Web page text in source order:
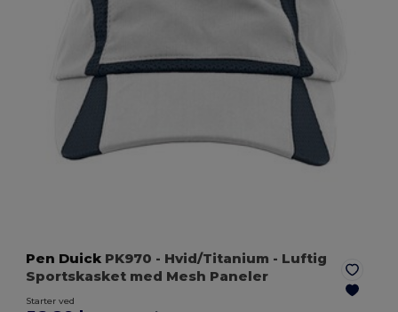
Pen Duick PK970 - Hvid/Titanium - Luftig
Sportskasket med Mesh Paneler
Starter ved